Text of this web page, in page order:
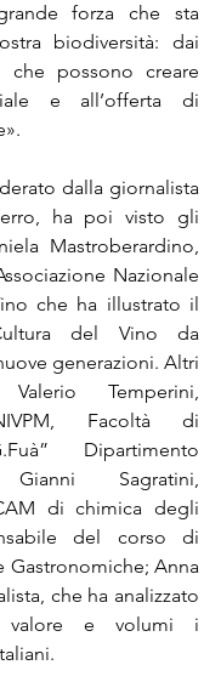
forza che sta
biodiversità: dai
che possono creare
e all’offerta di
dalla giornalista
ha poi visto gli
Mastroberardino,
Nazionale
che ha illustrato il
del Vino da
generazioni. Altri
Temperini,
Facoltà di
Dipartimento
Gianni Sagratini,
di chimica degli
del corso di
Gastronomiche; Anna
che ha analizzato
e volumi i